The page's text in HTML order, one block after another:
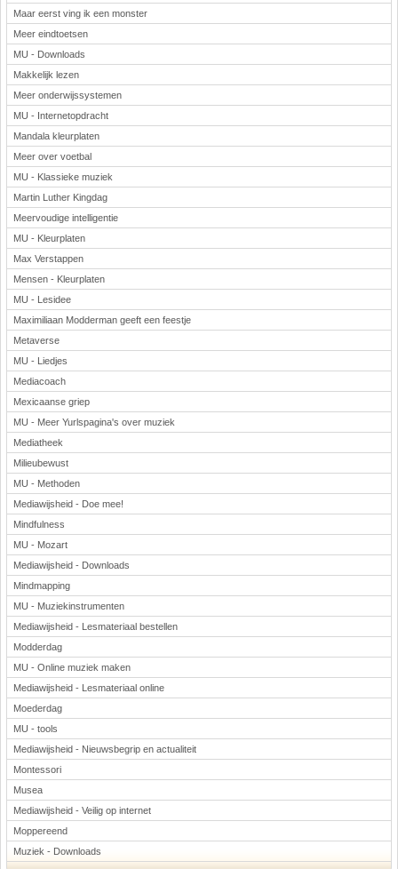
Maar eerst ving ik een monster
Meer eindtoetsen
MU - Downloads
Makkelijk lezen
Meer onderwijssystemen
MU - Internetopdracht
Mandala kleurplaten
Meer over voetbal
MU - Klassieke muziek
Martin Luther Kingdag
Meervoudige intelligentie
MU - Kleurplaten
Max Verstappen
Mensen - Kleurplaten
MU - Lesidee
Maximiliaan Modderman geeft een feestje
Metaverse
MU - Liedjes
Mediacoach
Mexicaanse griep
MU - Meer Yurlspagina's over muziek
Mediatheek
Milieubewust
MU - Methoden
Mediawijsheid - Doe mee!
Mindfulness
MU - Mozart
Mediawijsheid - Downloads
Mindmapping
MU - Muziekinstrumenten
Mediawijsheid - Lesmateriaal bestellen
Modderdag
MU - Online muziek maken
Mediawijsheid - Lesmateriaal online
Moederdag
MU - tools
Mediawijsheid - Nieuwsbegrip en actualiteit
Montessori
Musea
Mediawijsheid - Veilig op internet
Moppereend
Muziek - Downloads